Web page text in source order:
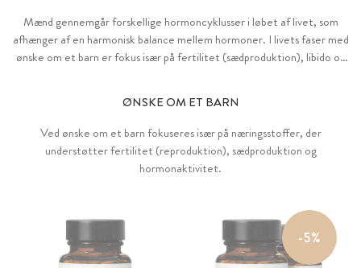
Mænd gennemgår forskellige hormoncyklusser i løbet af livet, som
afhænger af en harmonisk balance mellem hormoner. I livets faser med
ønske om et barn er fokus især på fertilitet (sædproduktion), libido og
ØNSKE OM ET BARN
Ved ønske om et barn fokuseres især på næringsstoffer, der
understøtter fertilitet (reproduktion), sædproduktion og
hormonaktivitet.
-5%